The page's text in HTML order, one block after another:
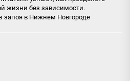
жизни без зависимости.
запоя в Нижнем Новгороде